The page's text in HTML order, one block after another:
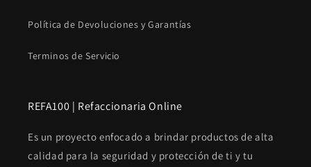
Política de Devoluciones y Garantías
Terminos de Servicio
REFA100 | Refaccionaria Online
Es un proyecto enfocado a brindar productos de alta
calidad para la seguridad y protección de ti y tu